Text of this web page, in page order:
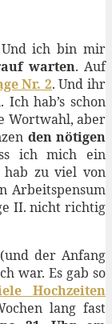
ich bin mir
warten. Auf
Nr. 2. Und ihr
hab’s schon
Wortwahl, aber
den nötigen
ich mich ein
hab zu viel von
Arbeitspensum
II. nicht richtig
der Anfang
war. Es gab so
Hochzeiten
lang fast